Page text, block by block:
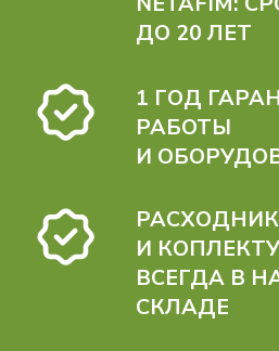
КОКОН» ВОКРУГ РАСТЕНИЙ
И СОХРАНЯЮТ ЦВЕТКИ
Наш инженер рассчитает расход
воды и схему размещения
микросплинкеров под вашу
РАСЧИТАТЬ СТОИМОСТЬ